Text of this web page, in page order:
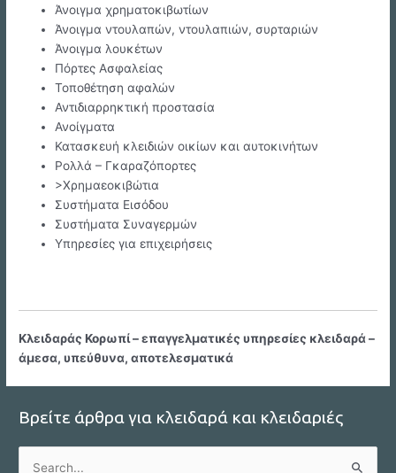
Άνοιγμα χρηματοκιβωτίων
Άνοιγμα ντουλαπών, ντουλαπιών, συρταριών
Άνοιγμα λουκέτων
Πόρτες Ασφαλείας
Τοποθέτηση αφαλών
Αντιδιαρρηκτική προστασία
Ανοίγματα
Κατασκευή κλειδιών οικίων και αυτοκινήτων
Ρολλά – Γκαραζόπορτες
>Χρημαεοκιβώτια
Συστήματα Εισόδου
Συστήματα Συναγερμών
Υπηρεσίες για επιχειρήσεις
Κλειδαράς Κορωπί – επαγγελματικές υπηρεσίες κλειδαρά –
άμεσα, υπεύθυνα, αποτελεσματικά
Βρείτε άρθρα για κλειδαρά και κλειδαριές